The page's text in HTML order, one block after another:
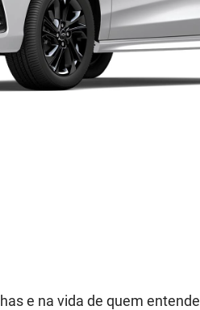
e na vida de quem